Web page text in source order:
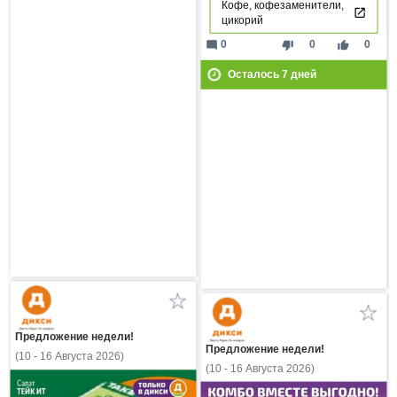
Кофе, кофезаменители,
цикорий
thumb_down 0 thumb_up 0
mode_comment 0
Осталось 7дней
Предложение недели!
(10 - 16 Августа 2026)
Предложение недели!
(10 - 16 Августа 2026)